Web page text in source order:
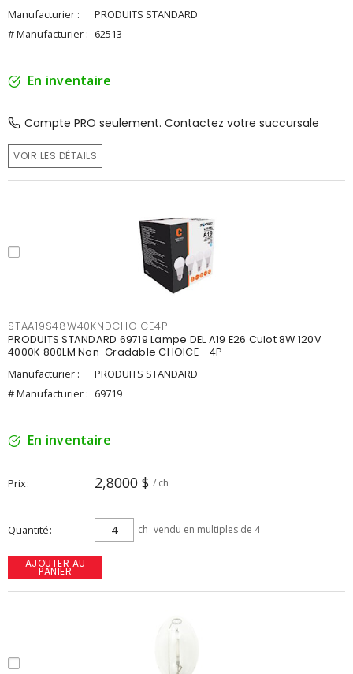
Manufacturier :
PRODUITS STANDARD
# Manufacturier : 62513
En inventaire
Compte PRO seulement. Contactez votre succursale
VOIR LES DÉTAILS
STAA19S48W40KNDCHOICE4P
PRODUITS STANDARD 69719 Lampe DEL A19 E26 Culot 8W 120V
4000K 800LM Non-Gradable CHOICE - 4P
Manufacturier :
PRODUITS STANDARD
# Manufacturier : 69719
En inventaire
Prix 2,8000 $ / ch
Quantité ch vendu en multiples de 4
AJOUTER AU
PANIER